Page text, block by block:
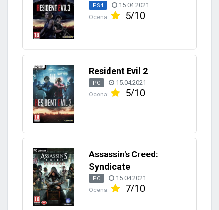
PS4 15.04.2021
Ocena: 5/10
Resident Evil 2
PC 15.04.2021
Ocena: 5/10
Assassin's Creed:
Syndicate
PC 15.04.2021
Ocena: 7/10